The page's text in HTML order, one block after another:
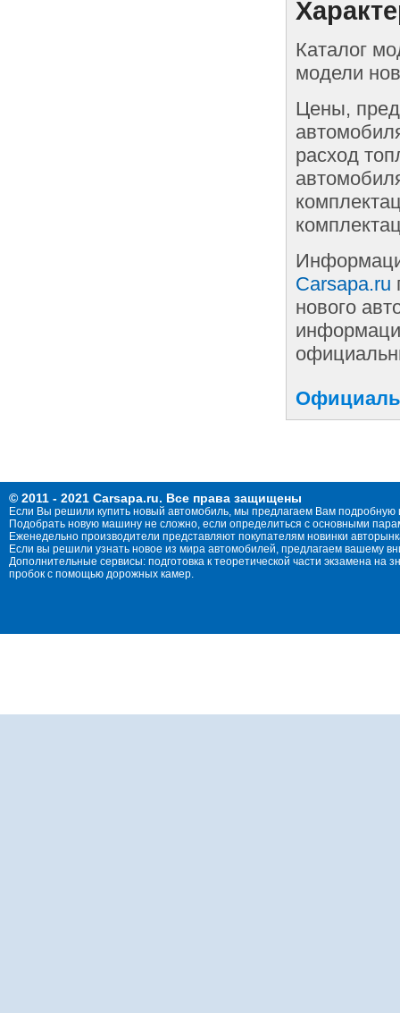
Каталог
модели
Цены,
расход
Carsapa.ru
нового
© 2011 - 2021 Carsapa.ru. Все права защищены
Если Вы решили купить новый автомобиль, мы предлагаем Вам
Подобрать новую машину не сложно, если определиться с основными
Еженедельно производители представляют покупателям новинки
Если вы решили узнать новое из мира автомобилей, предлагаем вашему
Дополнительные сервисы: подготовка к теоретической части экзамена
пробок с помощью дорожных камер.